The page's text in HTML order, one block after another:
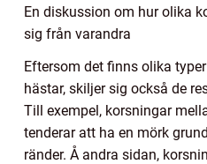
En diskussion om hur olika
sig från varandra
Eftersom det finns olika
hästar, skiljer sig också de
Till exempel, korsningar
tenderar att ha en mörk
ränder. Å andra sidan,